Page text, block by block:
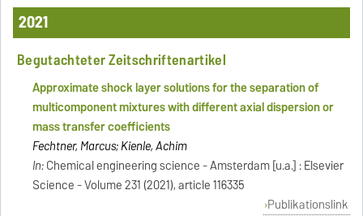
2021
Begutachteter Zeitschriftenartikel
Approximate shock layer solutions for the separation of
multicomponent mixtures with different axial dispersion or
mass transfer coefficients
Fechtner, Marcus; Kienle, Achim
In:Chemical engineering science - Amsterdam [u.a.] : Elsevier
Science - Volume 231 (2021), article 116335
Publikationslink